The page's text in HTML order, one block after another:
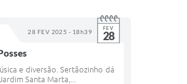
28 FEV 2025 - 18h39 FEV
28
e diversão. Sertãozinho dá
Santa Marta,...